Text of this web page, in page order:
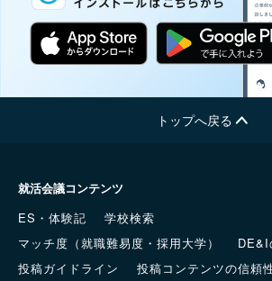
トップへ戻る
就活会議コンテンツ
ES・体験記
学校検索
マッチ度（就職難易度・採用大学）
DE&I
投稿ガイドライン
投稿コンテンツの信頼